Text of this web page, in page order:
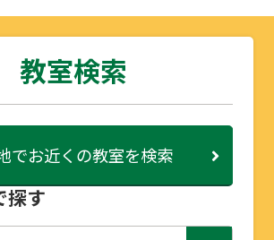
教室検索
でお近くの教室を検索
探す